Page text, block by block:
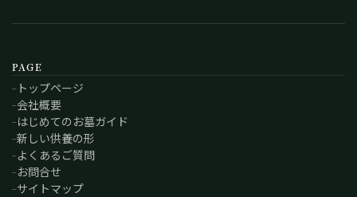
PAGE
トップページ
会社概要
はじめてのお墓ガイド
新しい供養の形
よくあるご質問
お問合せ
サイトマップ